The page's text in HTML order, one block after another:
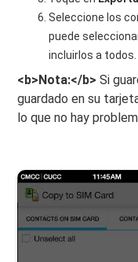
Seleccione los
puede
incluirlos a todos.
<b>Nota:</b>Si
guardado en su
lo que no hay